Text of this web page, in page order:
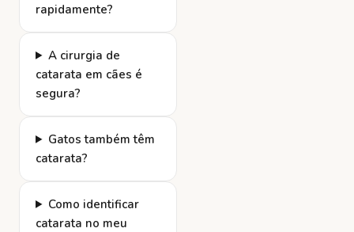
rapidamente?
A cirurgia de
catarata em cães é
segura?
Gatos também têm
catarata?
Como identificar
catarata no meu